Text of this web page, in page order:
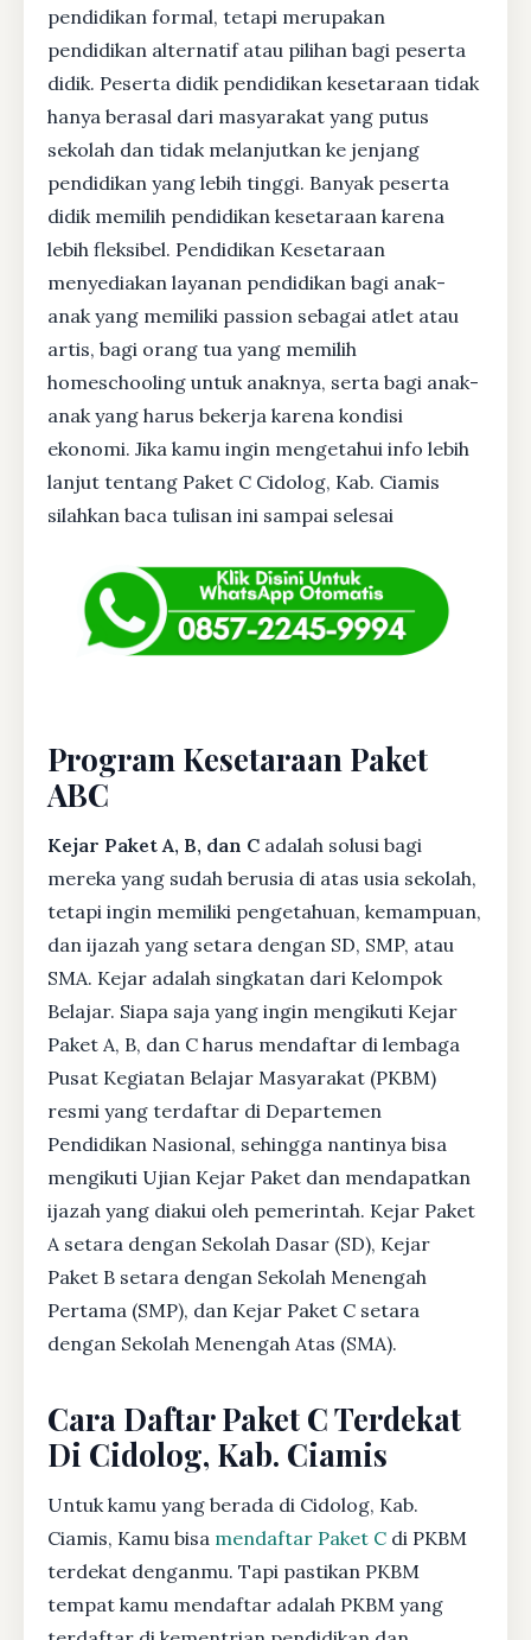
pendidikan formal, tetapi merupakan
pendidikan alternatif atau pilihan bagi peserta
didik. Peserta didik pendidikan kesetaraan tidak
hanya berasal dari masyarakat yang putus
sekolah dan tidak melanjutkan ke jenjang
pendidikan yang lebih tinggi. Banyak peserta
didik memilih pendidikan kesetaraan karena
lebih fleksibel. Pendidikan Kesetaraan
menyediakan layanan pendidikan bagi anak-
anak yang memiliki passion sebagai atlet atau
artis, bagi orang tua yang memilih
homeschooling untuk anaknya, serta bagi anak-
anak yang harus bekerja karena kondisi
ekonomi. Jika kamu ingin mengetahui info lebih
lanjut tentang Paket C Cidolog, Kab. Ciamis
silahkan baca tulisan ini sampai selesai
Program Kesetaraan Paket
ABC
Kejar Paket A, B, dan C adalah solusi bagi
mereka yang sudah berusia di atas usia sekolah,
tetapi ingin memiliki pengetahuan, kemampuan,
dan ijazah yang setara dengan SD, SMP, atau
SMA. Kejar adalah singkatan dari Kelompok
Belajar. Siapa saja yang ingin mengikuti Kejar
Paket A, B, dan C harus mendaftar di lembaga
Pusat Kegiatan Belajar Masyarakat (PKBM)
resmi yang terdaftar di Departemen
Pendidikan Nasional, sehingga nantinya bisa
mengikuti Ujian Kejar Paket dan mendapatkan
ijazah yang diakui oleh pemerintah. Kejar Paket
A setara dengan Sekolah Dasar (SD), Kejar
Paket B setara dengan Sekolah Menengah
Pertama (SMP), dan Kejar Paket C setara
dengan Sekolah Menengah Atas (SMA).
Cara Daftar Paket C Terdekat
Di Cidolog, Kab. Ciamis
Untuk kamu yang berada di Cidolog, Kab.
Ciamis, Kamu bisa mendaftar Paket C di PKBM
terdekat denganmu. Tapi pastikan PKBM
tempat kamu mendaftar adalah PKBM yang